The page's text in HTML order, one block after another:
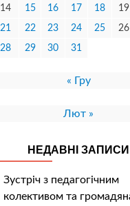
14 15 16 17 18 19
21 22 23 24 25 26
28 29 30 31
« Гру
Лют »
НЕДАВНІ ЗАПИСИ
Зустріч з педагогічним
колективом та